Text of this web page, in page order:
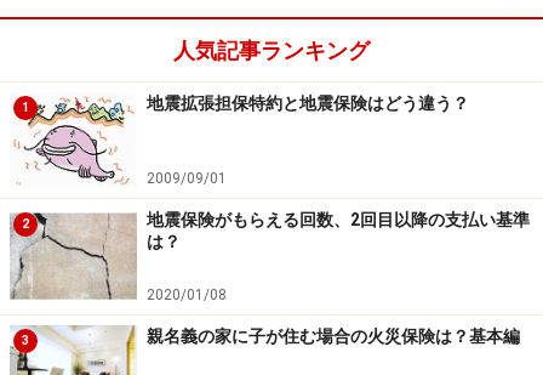
このように近年自転車向け保険として販売されている保
険は、そのほとんどが交通事故傷害保険（もしくはこれ
に類似の保険）ですが、もともと販売されていた自転車
保険ではありませんので、よく読むとどれも自転車保険
という言葉は使っていません。
そのため「自転車向けプラン」というような表現になっ
ています。補償内容に自転車以外の交通事故まで補償さ
れると記載があれば、交通事故傷害保険もしくはこれに
類似の保険でまず間違いありません。これらのプランの
人気記事ランキング
1 地震拡張担保特約と地震保険はどう違う？
2009/09/01
2
地震保険がもらえる回数、2回目以降の支払い基準
は？
2020/01/08
3 親名義の家に子が住む場合の火災保険は？基本編